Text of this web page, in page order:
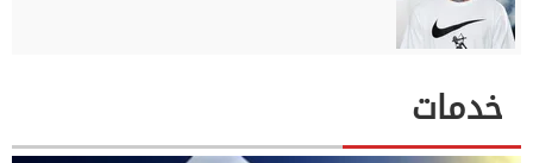
خدمات